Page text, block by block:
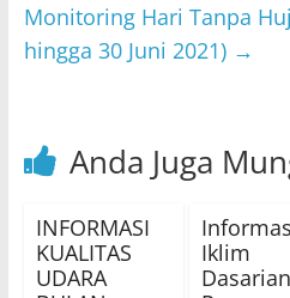
k
Monitoring Hari Tanpa
hingga 30 Juni 2021) →
Anda Juga
INFORMASI
KUALITAS
UDARA
Iklim
Dasarian